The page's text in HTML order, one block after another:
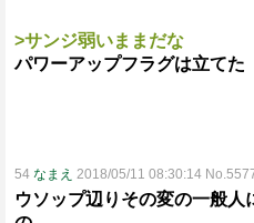
>サンジ弱いままだな
パワーアップフラグは立てた
54 なまえ 2018/05/11 08:30:14
ウソップ辺りその変の一般